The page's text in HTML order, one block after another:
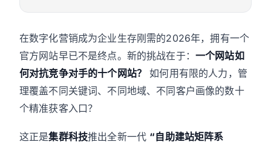
在数字化营销成为企业生存刚需的2026年，拥有一个
官方网站早已不是终点。新的挑战在于： 一个网站如
何对抗竞争对手的十个网站？
如何用有限的人力，管
理覆盖不同关键词、不同地域、不同客户画像的数十
个精准获客入口？
这正是集群科技推出全新一代 “自助建站矩阵系